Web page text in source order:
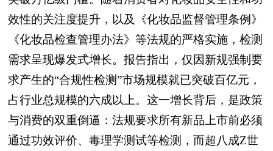
效性的关注度提升，以及《化妆品监督管理条例》
《化妆品检查管理办法》等法规的严格实施，检测
需求呈现爆发式增长。报告指出，仅因新规强制要
求产生的“合规性检测”市场规模就已突破百亿元，
占行业总规模的六成以上。这一增长背后，是政策
与消费的双重倒逼：法规要求所有新品上市前必须
通过功效评价、毒理学测试等检测，而超八成Z世